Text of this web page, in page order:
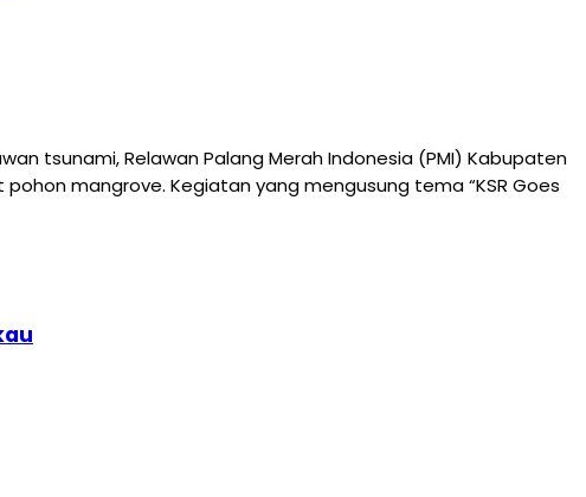
tsunami, Relawan Palang Merah Indonesia (PMI) Kabupaten
mangrove. Kegiatan yang mengusung tema “KSR Goes